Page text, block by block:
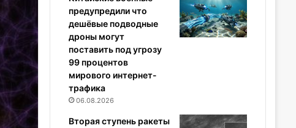
предупредили что
дешёвые подводные
дроны могут
поставить под угрозу
99 процентов
мирового интернет-
трафика
06.08.2026
Вторая ступень ракеты